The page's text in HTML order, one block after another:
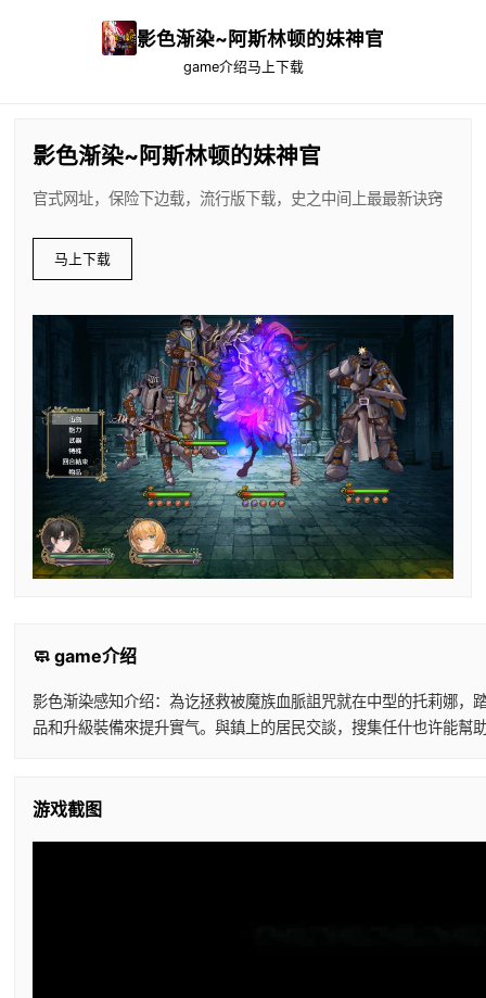
影色渐染~阿斯林顿的妹神官
game介绍马上下载
影色渐染~阿斯林顿的妹神官
官式网址，保险下边载，流行版下载，史之中间上最最新诀窍
马上下载
🧼 game介绍
影色渐染感知介绍：為讫拯救被魔族血脈詛咒就在中型的托莉娜
品和升級裝備來提升實气。與鎮上的居民交談，搜集任什也许能
游戏截图